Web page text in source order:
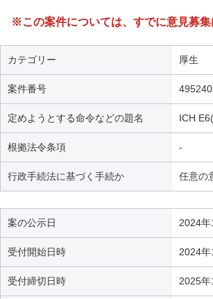
※この案件については、すでに意見募
カテゴリー 厚生
案件番号
定めようとする命令などの題名 ICH
根拠法令条項 -
行政手続法に基づく手続か 任意の
案の公示日 2024年
受付開始日時 2024
受付締切日時 2025